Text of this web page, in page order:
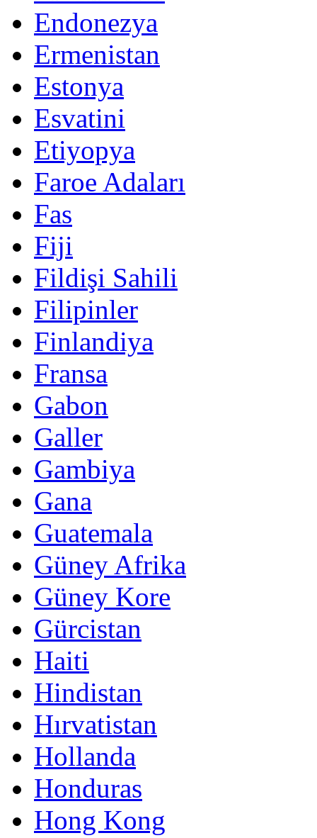
Endonezya
Ermenistan
Estonya
Esvatini
Etiyopya
Faroe Adaları
Fas
Fiji
Fildişi Sahili
Filipinler
Finlandiya
Fransa
Gabon
Galler
Gambiya
Gana
Guatemala
Güney Afrika
Güney Kore
Gürcistan
Haiti
Hindistan
Hırvatistan
Hollanda
Honduras
Hong Kong